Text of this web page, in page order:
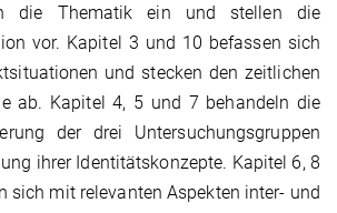
die Thematik ein und stellen die
vor. Kapitel 3 und 10 befassen sich
und stecken den zeitlichen
ab. Kapitel 4, 5 und 7 behandeln die
der drei Untersuchungsgruppen
ihrer Identitätskonzepte. Kapitel 6, 8
sich mit relevanten Aspekten inter- und